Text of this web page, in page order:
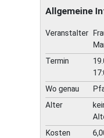
Allgemeine
Veranstalter
Termin
Wo genau
Alter
Kosten